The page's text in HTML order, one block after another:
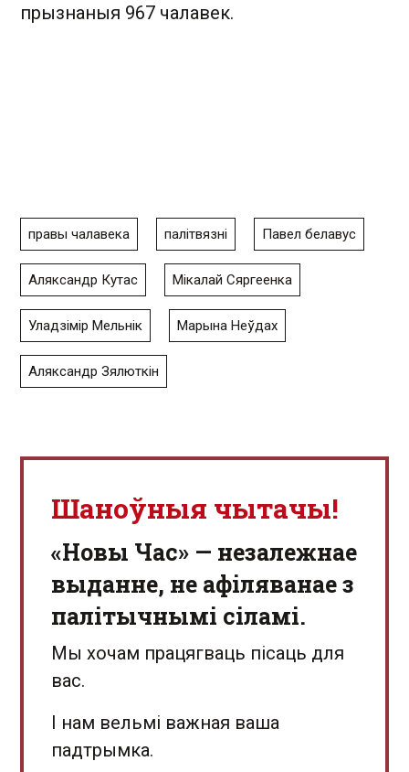
прызнаныя 967 чалавек.
правы чалавека палітвязні Павел белавус
Аляксандр Кутас Мікалай Сяргеенка
Уладзімір Мельнік Марына Неўдах
Аляксандр Зялюткін
Шаноўныя чытачы!
«Новы Час» — незалежнае
выданне, не афіляванае з
палітычнымі сіламі.
Мы хочам працягваць пісаць для
вас.
І нам вельмі важная ваша
падтрымка.